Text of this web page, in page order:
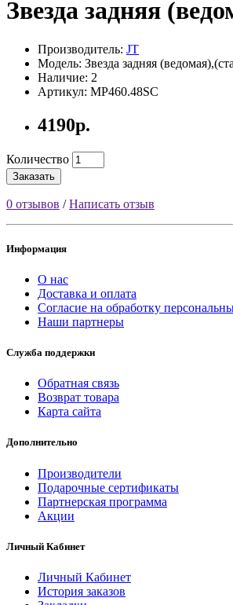
Звезда задняя
Производитель: JT
Модель: Звезда задняя
Наличие: 2
Артикул: MP460.48SC
4190р.
Количество
Заказать
0 отзывов /Написать отзыв
Информация
О нас
Доставка и оплата
Согласие на обработку
Наши партнеры
Служба поддержки
Обратная связь
Возврат товара
Карта сайта
Дополнительно
Производители
Подарочные сертификаты
Партнерская программа
Акции
Личный Кабинет
Личный Кабинет
История заказов